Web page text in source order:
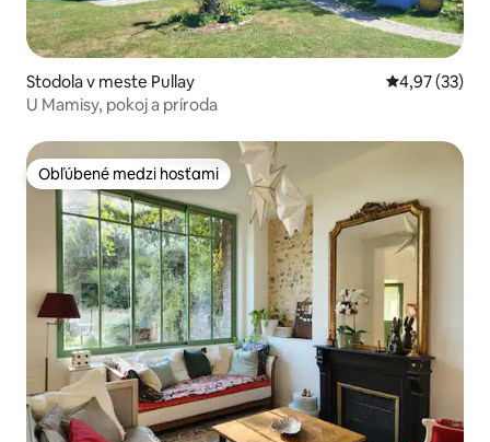
Stodola v meste Pullay Priemerné
4,97 (33)
U Mamisy, pokoj a príroda
Obľúbené medzi hosťami
Obľúbené medzi hosťami